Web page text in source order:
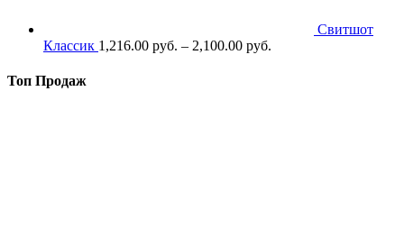
Свитшот
Классик 1,216.00 руб. – 2,100.00 руб.
Топ Продаж